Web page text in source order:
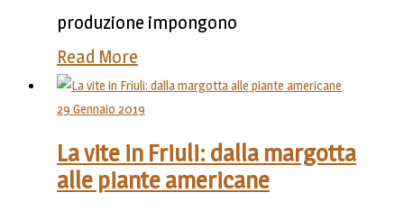
produzione impongono
Read More
29 Gennaio 2019
La vite in Friuli: dalla margotta
alle piante americane